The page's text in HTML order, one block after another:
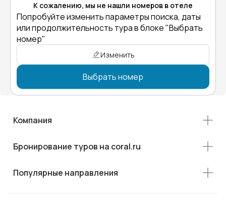
К сожалению, мы не нашли номеров в отеле
Попробуйте изменить параметры поиска, даты
или продолжительность тура в блоке "Выбрать
номер"
Изменить
Выбрать номер
Компания
Бронирование туров на coral.ru
Популярные направления